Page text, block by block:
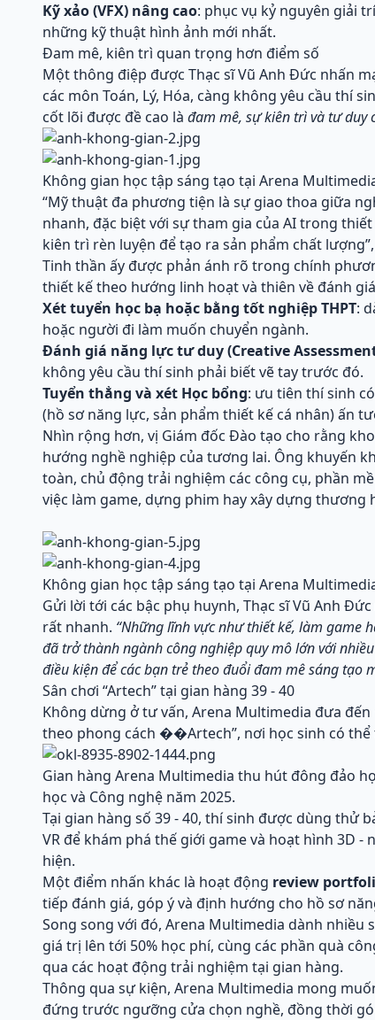
Kỹ xảo (VFX) nâng cao: phục vụ kỷ nguyên giải
những kỹ thuật hình ảnh mới nhất.
Đam mê, kiên trì quan trọng hơn điểm số
Một thông điệp được Thạc sĩ Vũ Anh Đức nhấn
các môn Toán, Lý, Hóa, càng không yêu cầu thí
cốt lõi được đề cao là đam mê, sự kiên trì và tư duy
Không gian học tập sáng tạo tại Arena
“Mỹ thuật đa phương tiện là sự giao thoa giữa
nhanh, đặc biệt với sự tham gia của AI trong
kiên trì rèn luyện để tạo ra sản phẩm chất
Tinh thần ấy được phản ánh rõ trong chính
thiết kế theo hướng linh hoạt và thiên về đánh
Xét tuyển học bạ hoặc bằng tốt nghiệp THPT:
hoặc người đi làm muốn chuyển ngành.
Đánh giá năng lực tư duy (Creative
không yêu cầu thí sinh phải biết vẽ tay trước đó.
Tuyển thẳng và xét Học bổng: ưu tiên thí sinh
(hồ sơ năng lực, sản phẩm thiết kế cá nhân) ấn
Nhìn rộng hơn, vị Giám đốc Đào tạo cho rằng
hướng nghề nghiệp của tương lai. Ông khuyến
toàn, chủ động trải nghiệm các công cụ, phần
việc làm game, dựng phim hay xây dựng thương
Không gian học tập sáng tạo tại Arena
Gửi lời tới các bậc phụ huynh, Thạc sĩ Vũ Anh
rất nhanh. “Những lĩnh vực như thiết kế, làm game
đã trở thành ngành công nghiệp quy mô lớn với
điều kiện để các bạn trẻ theo đuổi đam mê sáng tạo
Sân chơi “Artech” tại gian hàng 39 - 40
Không dừng ở tư vấn, Arena Multimedia đưa
theo phong cách ��Artech”, nơi học sinh có
Gian hàng Arena Multimedia thu hút đông đảo
học và Công nghệ năm 2025.
Tại gian hàng số 39 - 40, thí sinh được dùng thử
VR để khám phá thế giới game và hoạt hình 3D
hiện.
Một điểm nhấn khác là hoạt động review
tiếp đánh giá, góp ý và định hướng cho hồ sơ
Song song với đó, Arena Multimedia dành nhiều
giá trị lên tới 50% học phí, cùng các phần quà
qua các hoạt động trải nghiệm tại gian hàng.
Thông qua sự kiện, Arena Multimedia mong
đứng trước ngưỡng cửa chọn nghề, đồng thời